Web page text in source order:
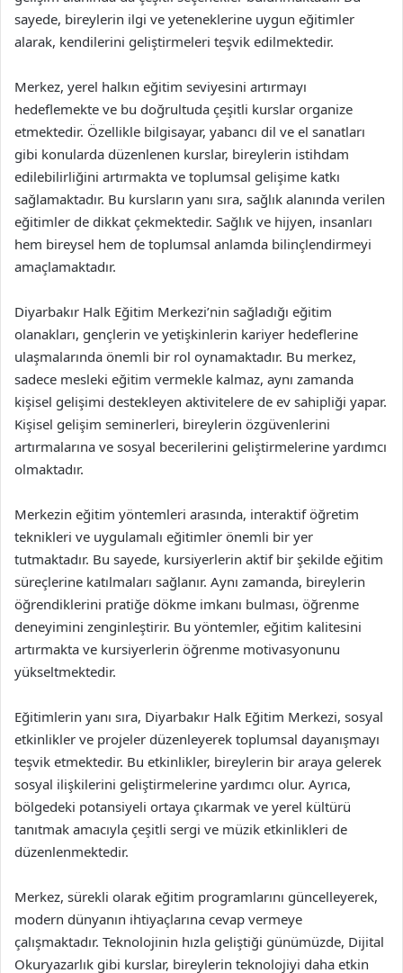
sayede, bireylerin ilgi ve yeteneklerine uygun eğitimler
alarak, kendilerini geliştirmeleri teşvik edilmektedir.
Merkez, yerel halkın eğitim seviyesini artırmayı
hedeflemekte ve bu doğrultuda çeşitli kurslar organize
etmektedir. Özellikle bilgisayar, yabancı dil ve el sanatları
gibi konularda düzenlenen kurslar, bireylerin istihdam
edilebilirliğini artırmakta ve toplumsal gelişime katkı
sağlamaktadır. Bu kursların yanı sıra, sağlık alanında verilen
eğitimler de dikkat çekmektedir. Sağlık ve hijyen, insanları
hem bireysel hem de toplumsal anlamda bilinçlendirmeyi
amaçlamaktadır.
Diyarbakır Halk Eğitim Merkezi’nin sağladığı eğitim
olanakları, gençlerin ve yetişkinlerin kariyer hedeflerine
ulaşmalarında önemli bir rol oynamaktadır. Bu merkez,
sadece mesleki eğitim vermekle kalmaz, aynı zamanda
kişisel gelişimi destekleyen aktivitelere de ev sahipliği yapar.
Kişisel gelişim seminerleri, bireylerin özgüvenlerini
artırmalarına ve sosyal becerilerini geliştirmelerine yardımcı
olmaktadır.
Merkezin eğitim yöntemleri arasında, interaktif öğretim
teknikleri ve uygulamalı eğitimler önemli bir yer
tutmaktadır. Bu sayede, kursiyerlerin aktif bir şekilde eğitim
süreçlerine katılmaları sağlanır. Aynı zamanda, bireylerin
öğrendiklerini pratiğe dökme imkanı bulması, öğrenme
deneyimini zenginleştirir. Bu yöntemler, eğitim kalitesini
artırmakta ve kursiyerlerin öğrenme motivasyonunu
yükseltmektedir.
Eğitimlerin yanı sıra, Diyarbakır Halk Eğitim Merkezi, sosyal
etkinlikler ve projeler düzenleyerek toplumsal dayanışmayı
teşvik etmektedir. Bu etkinlikler, bireylerin bir araya gelerek
sosyal ilişkilerini geliştirmelerine yardımcı olur. Ayrıca,
bölgedeki potansiyeli ortaya çıkarmak ve yerel kültürü
tanıtmak amacıyla çeşitli sergi ve müzik etkinlikleri de
düzenlenmektedir.
Merkez, sürekli olarak eğitim programlarını güncelleyerek,
modern dünyanın ihtiyaçlarına cevap vermeye
çalışmaktadır. Teknolojinin hızla geliştiği günümüzde, Dijital
Okuryazarlık gibi kurslar, bireylerin teknolojiyi daha etkin